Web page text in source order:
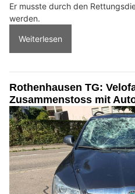
Er musste durch den
werden.
Weiterlesen
Rothenhausen TG:
Zusammenstoss mit